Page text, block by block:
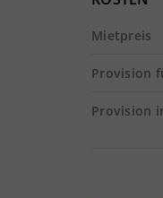
Mietpreis
Provision
Provision